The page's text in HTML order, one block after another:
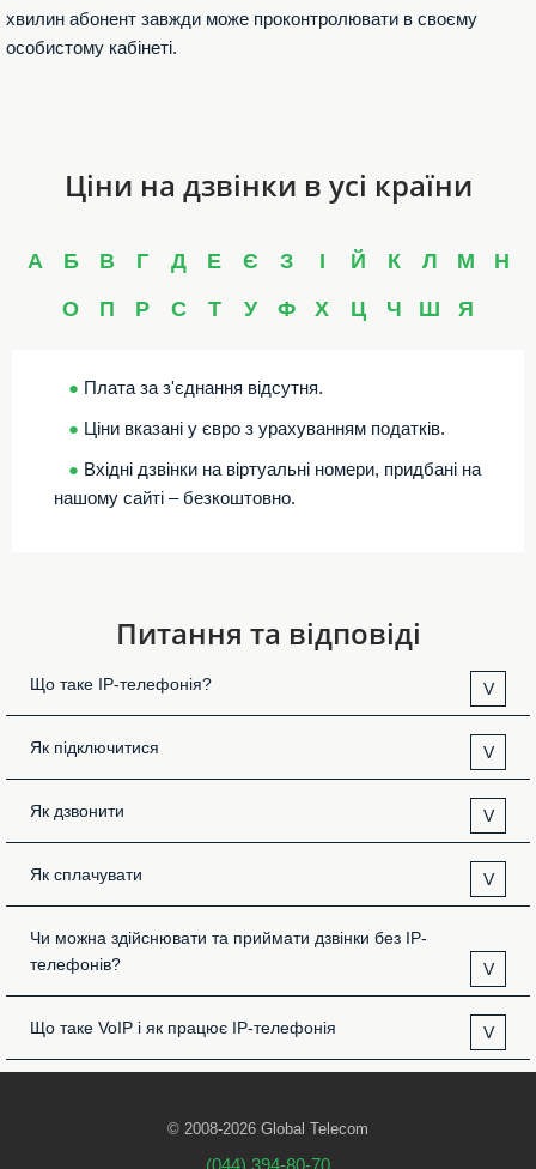
хвилин абонент завжди може проконтролювати в своєму
особистому кабінеті.
Ціни на дзвінки в усі країни
А Б В Г Д Е Є З І Й К Л М
Н
О
П Р С Т У Ф Х Ц Ч Ш Я
● Плата за з'єднання відсутня.
● Ціни вказані у євро з урахуванням податків.
● Вхідні дзвінки на віртуальні номери, придбані на
нашому сайті – безкоштовно.
Питання та відповіді
Що таке IP-телефонія? V
Як підключитися V
Як дзвонити V
Як сплачувати V
Чи можна здійснювати та приймати дзвінки без IP-
телефонів?
V
Що таке VoIP і як працює IP-телефонія V
© 2008-2026 Global Telecom
(044) 394-80-70